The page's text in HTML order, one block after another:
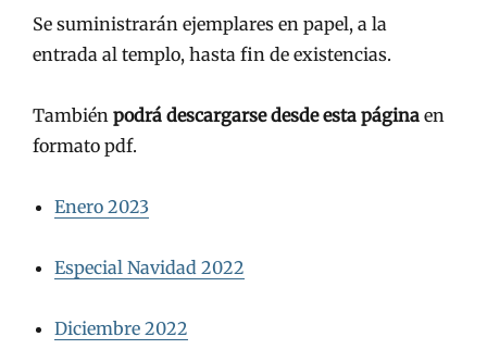
Se suministrarán ejemplares en papel, a la
entrada al templo, hasta fin de existencias.
También podrá descargarse desde esta página en
formato pdf.
Enero 2023
Especial Navidad 2022
Diciembre 2022